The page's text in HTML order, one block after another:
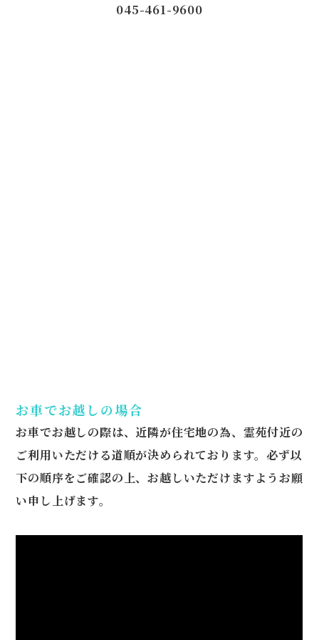
045-461-9600
お車でお越しの場合
お車でお越しの際は、近隣が住宅地の為、霊苑付近の
ご利用いただける道順が決められております。必ず以
下の順序をご確認の上、お越しいただけますようお願
い申し上げます。